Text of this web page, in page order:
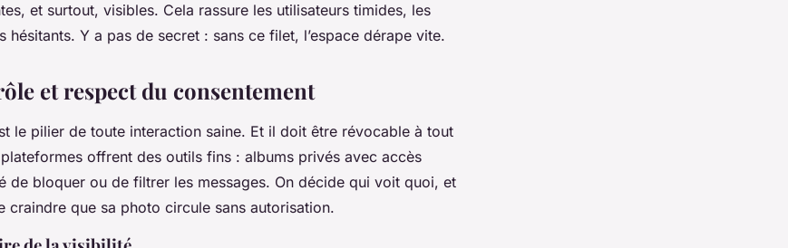
et surtout, visibles. Cela rassure les utilisateurs timides, les
hésitants. Y a pas de secret : sans ce filet, l’espace dérape vite.
et respect du consentement
le pilier de toute interaction saine. Et il doit être révocable à tout
offrent des outils fins : albums privés avec accès
de bloquer ou de filtrer les messages. On décide qui voit quoi, et
craindre que sa photo circule sans autorisation.